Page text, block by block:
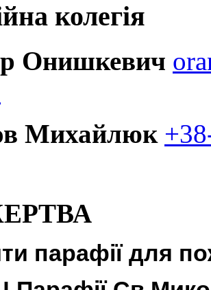
колегія
Онишкевич
Михайлюк
парафії для